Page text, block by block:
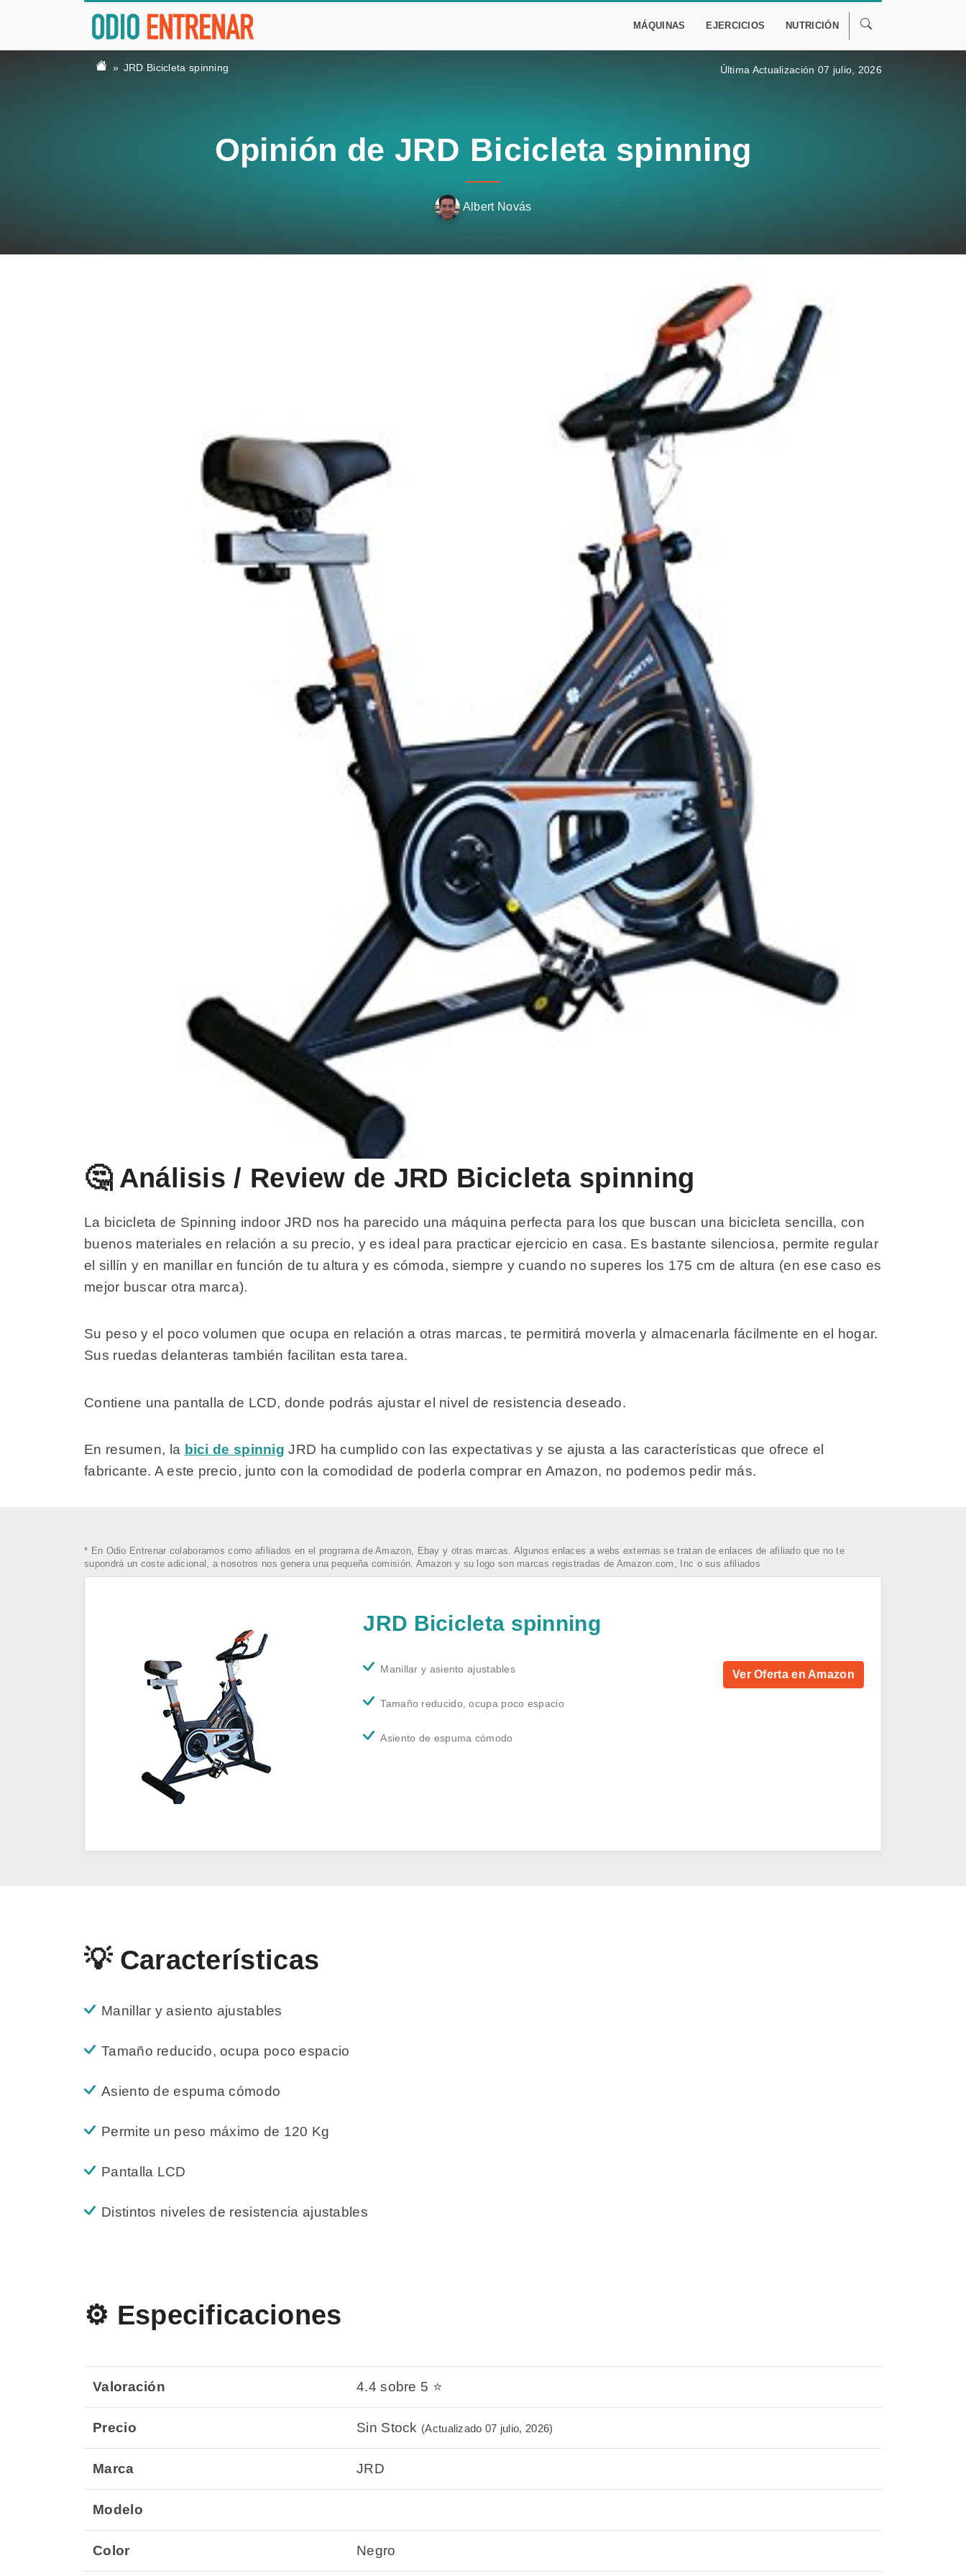
MÁQUINAS EJERCICIOS NUTRICIÓN
JRD Bicicleta spinning Última Actualización 07 julio, 2026
Opinión de JRD Bicicleta spinning
Albert Novás
🤔 Análisis / Review de JRD Bicicleta spinning
La bicicleta de Spinning indoor JRD nos ha parecido una máquina perfecta para los que buscan una bicicleta sencilla, con
buenos materiales en relación a su precio, y es ideal para practicar ejercicio en casa. Es bastante silenciosa, permite regular
el sillín y en manillar en función de tu altura y es cómoda, siempre y cuando no superes los 175 cm de altura (en ese caso es
mejor buscar otra marca).
Su peso y el poco volumen que ocupa en relación a otras marcas, te permitirá moverla y almacenarla fácilmente en el hogar.
Sus ruedas delanteras también facilitan esta tarea.
Contiene una pantalla de LCD, donde podrás ajustar el nivel de resistencia deseado.
En resumen, la bici de spinnig JRD ha cumplido con las expectativas y se ajusta a las características que ofrece el
fabricante. A este precio, junto con la comodidad de poderla comprar en Amazon, no podemos pedir más.
* En Odio Entrenar colaboramos como afiliados en el programa de Amazon, Ebay y otras marcas. Algunos enlaces a webs externas se tratan de enlaces de afiliado que no te
supondrá un coste adicional, a nosotros nos genera una pequeña comisión. Amazon y su logo son marcas registradas de Amazon.com, Inc o sus afiliados
JRD Bicicleta spinning
Manillar y asiento ajustables
Tamaño reducido, ocupa poco espacio
Asiento de espuma cómodo
Ver Oferta en Amazon
💡 Características
Manillar y asiento ajustables
Tamaño reducido, ocupa poco espacio
Asiento de espuma cómodo
Permite un peso máximo de 120 Kg
Pantalla LCD
Distintos niveles de resistencia ajustables
⚙️ Especificaciones
Valoración 4.4 sobre 5 ⭐
Precio Sin Stock (Actualizado 07 julio, 2026)
Marca JRD
Modelo
Color Negro